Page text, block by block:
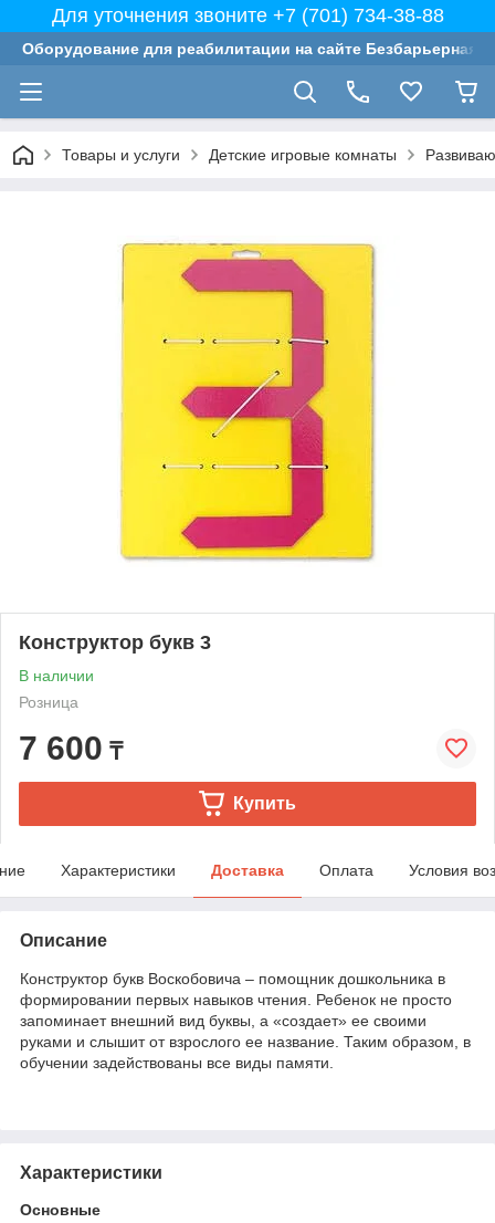
Для уточнения звоните +7 (701) 734-38-88
Оборудование для реабилитации на сайте Безбарьерная
Товары и услуги Детские игровые комнаты
Конструктор букв 3
В наличии
Розница
7 600 ₸
Купить
Характеристики Доставка Оплата Условия
Описание
Конструктор букв Воскобовича – помощник дошкольника в
формировании первых навыков чтения. Ребенок не просто
запоминает внешний вид буквы, а «создает» ее своими
руками и слышит от взрослого ее название. Таким образом, в
обучении задействованы все виды памяти.
Характеристики
Основные